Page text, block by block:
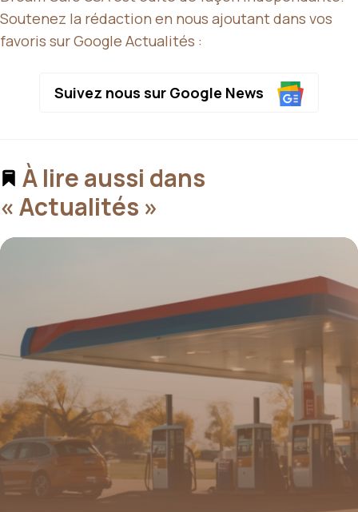
Soutenez la rédaction en nous ajoutant dans vos
favoris sur Google Actualités :
Suivez nous sur Google News
À lire aussi dans
« Actualités »